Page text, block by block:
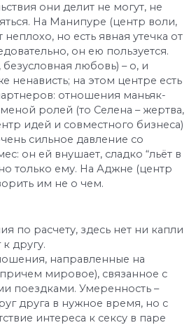
они делит не могут, не
На Манипуре (центр воли,
неплохо, но есть явная утечка от
он ею пользуется.
любовь) – о, и
ненависть; на этом центре есть
отношения маньяк-
ролей (то Селена – жертва,
идей и совместного бизнеса)
сильное давление со
он ей внушает, сладко “льёт в
только ему. На Аджне (центр
им не о чем.
по расчету, здесь нет ни капли
другу.
направленные на
мировое), связанное с
поездками. Умеренность –
друга в нужное время, но с
интереса к сексу в паре